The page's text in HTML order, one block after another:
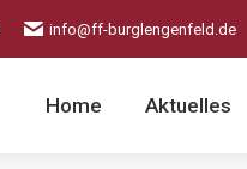
info@ff-burglengenfeld.de
Home Aktuelles